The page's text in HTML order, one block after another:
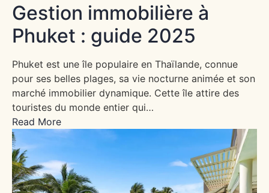
Gestion immobilière à
Phuket : guide 2025
Phuket est une île populaire en Thaïlande, connue
pour ses belles plages, sa vie nocturne animée et son
marché immobilier dynamique. Cette île attire des
touristes du monde entier qui…
Read More